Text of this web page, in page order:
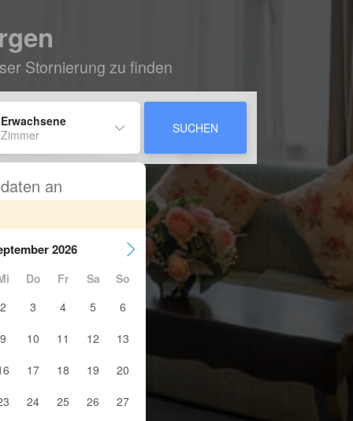
Stornierung zu finden
SUCHEN
an
2026
Do Fr Sa
So
2
3 4 5
6
9
10 11 12
13
17 18 19
20
24 25 26 27